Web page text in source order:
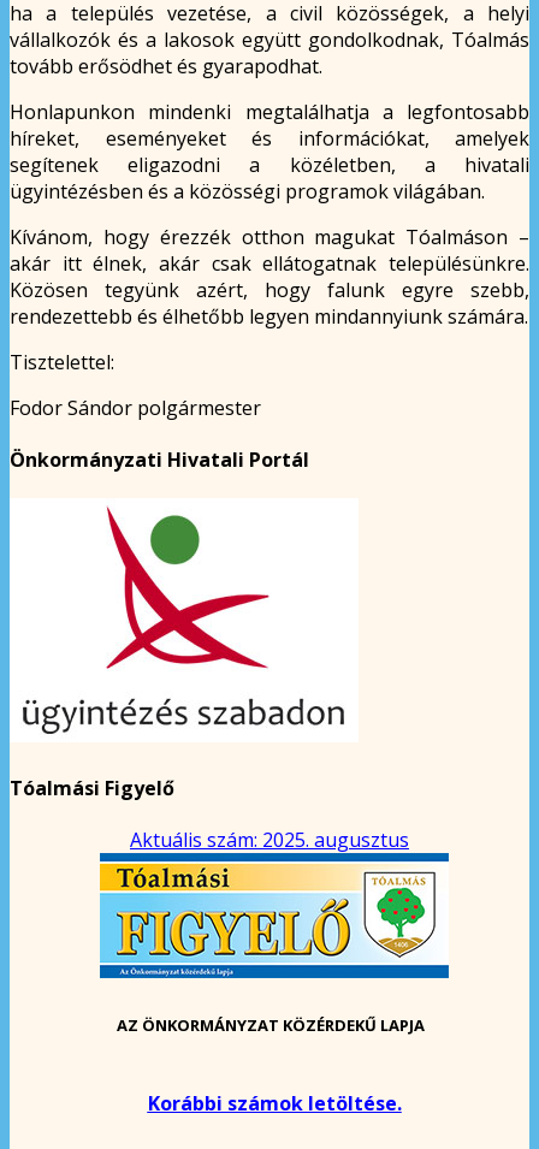
ha a település vezetése, a civil közösségek, a helyi
vállalkozók és a lakosok együtt gondolkodnak, Tóalmás
tovább erősödhet és gyarapodhat.
Honlapunkon mindenki megtalálhatja a legfontosabb
híreket, eseményeket és információkat, amelyek
segítenek eligazodni a közéletben, a hivatali
ügyintézésben és a közösségi programok világában.
Kívánom, hogy érezzék otthon magukat Tóalmáson –
akár itt élnek, akár csak ellátogatnak településünkre.
Közösen tegyünk azért, hogy falunk egyre szebb,
rendezettebb és élhetőbb legyen mindannyiunk számára.
Tisztelettel:
Fodor Sándor polgármester
Önkormányzati Hivatali Portál
Tóalmási Figyelő
Aktuális szám: 2025. augusztus
AZ ÖNKORMÁNYZAT KÖZÉRDEKŰ LAPJA
Korábbi számok letöltése.